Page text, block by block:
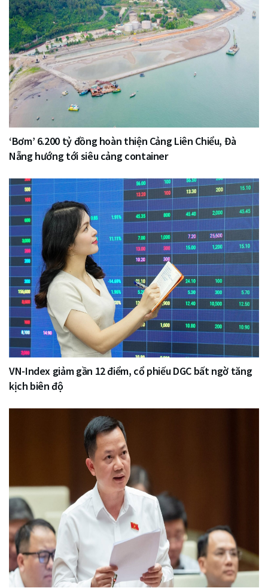
‘Bơm’ 6.200 tỷ đồng hoàn thiện Cảng Liên Chiểu, Đà
Nẵng hướng tới siêu cảng container
VN-Index giảm gần 12 điểm, cổ phiếu DGC bất ngờ tăng
kịch biên độ